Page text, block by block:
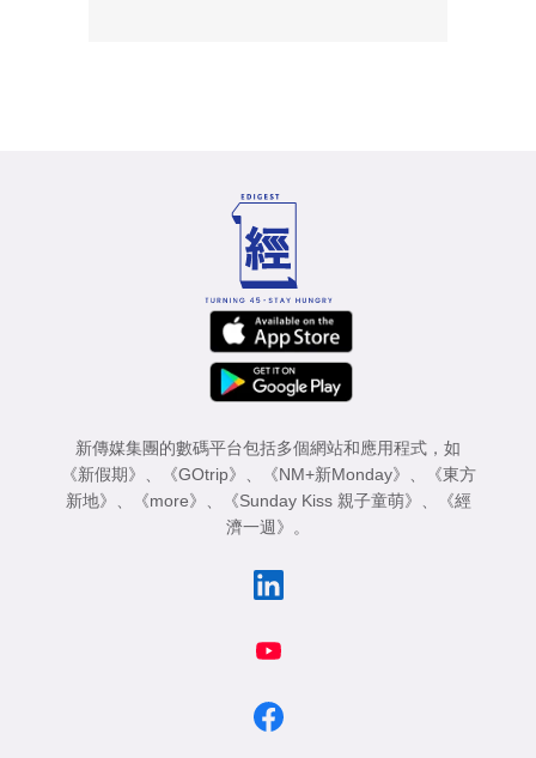
新傳媒集團的數碼平台包括多個網站和應用程式，如
《新假期》
《GOtrip》 《NM+新Monday》
《東方
新地》
《more》 《Sunday Kiss 親子童萌》
《經
濟一週》
。